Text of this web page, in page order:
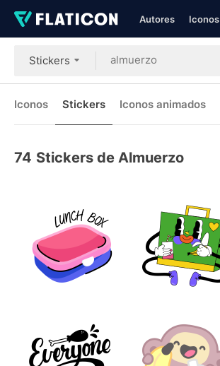
Autores Iconos
Stickers
Iconos Stickers Iconos animados
74 Stickers de Almuerzo